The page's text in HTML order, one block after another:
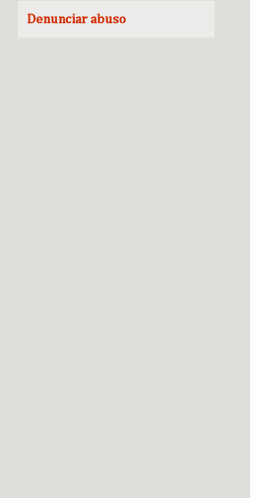
Denunciar abuso